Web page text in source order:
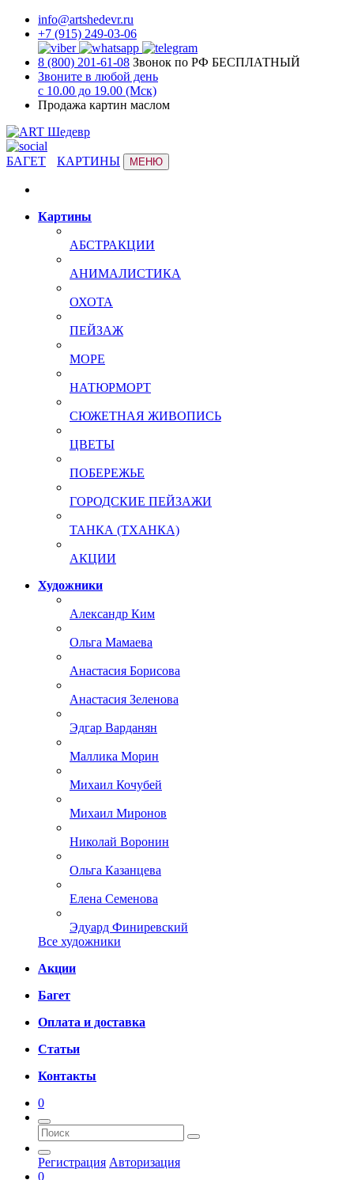
info@artshedevr.ru
+7 (915) 249-03-06
8 (800) 201-61-08 Звонок по РФ БЕСПЛАТНЫЙ
Звоните в любой день
с 10.00 до 19.00 (Мск)
Продажа картин маслом
БАГЕТ КАРТИНЫ МЕНЮ
Картины
АБСТРАКЦИИ
АНИМАЛИСТИКА
ОХОТА
ПЕЙЗАЖ
МОРЕ
НАТЮРМОРТ
СЮЖЕТНАЯ ЖИВОПИСЬ
ЦВЕТЫ
ПОБЕРЕЖЬЕ
ГОРОДСКИЕ ПЕЙЗАЖИ
ТАНКА (ТХАНКА)
АКЦИИ
Художники
Александр Ким
Ольга Мамаева
Анастасия Борисова
Анастасия Зеленова
Эдгар Варданян
Маллика Морин
Михаил Кочубей
Михаил Миронов
Николай Воронин
Ольга Казанцева
Елена Семенова
Эдуард Финиревский
Все художники
Акции
Багет
Оплата и доставка
Статьи
Контакты
0
Регистрация Авторизация
0